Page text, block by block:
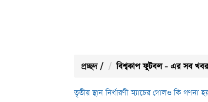
প্রচ্ছদ / বিশ্বকাপ ফুটবল - এর সব খবর
তৃতীয় স্থান নির্ধারণী ম্যাচের গোলও কি গণনা